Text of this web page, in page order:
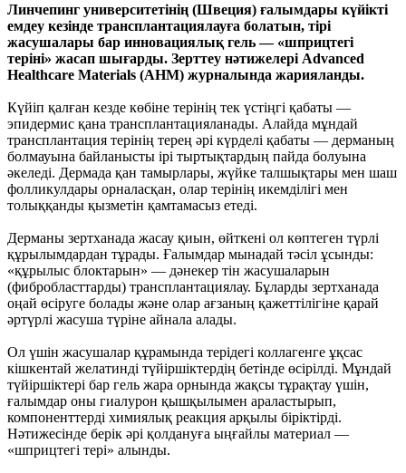
Линчепинг университетінің (Швеция) ғалымдары күйікті
емдеу кезінде трансплантациялауға болатын, тірі
жасушалары бар инновациялық гель — «шприцтегі
теріні» жасап шығарды. Зерттеу нәтижелері Advanced
Healthcare Materials (AHM) журналында жарияланды.
Күйіп қалған кезде көбіне терінің тек үстіңгі қабаты —
эпидермис қана трансплантацияланады. Алайда мұндай
трансплантация терінің терең әрі күрделі қабаты — дерманың
болмауына байланысты ірі тыртықтардың пайда болуына
әкеледі. Дермада қан тамырлары, жүйке талшықтары мен шаш
фолликулдары орналасқан, олар терінің икемділігі мен
толыққанды қызметін қамтамасыз етеді.
Дерманы зертханада жасау қиын, өйткені ол көптеген түрлі
құрылымдардан тұрады. Ғалымдар мынадай тәсіл ұсынды:
«құрылыс блоктарын» — дәнекер тін жасушаларын
(фибробласттарды) трансплантациялау. Бұларды зертханада
оңай өсіруге болады және олар ағзаның қажеттілігіне қарай
әртүрлі жасуша түріне айнала алады.
Ол үшін жасушалар құрамында терідегі коллагенге ұқсас
кішкентай желатинді түйіршіктердің бетінде өсірілді. Мұндай
түйіршіктері бар гель жара орнында жақсы тұрақтау үшін,
ғалымдар оны гиалурон қышқылымен араластырып,
компоненттерді химиялық реакция арқылы біріктірді.
Нәтижесінде берік әрі қолдануға ыңғайлы материал —
«шприцтегі тері» алынды.